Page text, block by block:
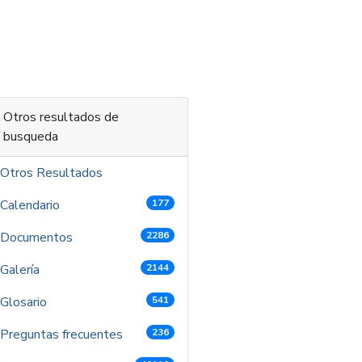
Otros resultados de
busqueda
Otros Resultados
Calendario
177
Documentos 2286
Galería 2144
Glosario 541
Preguntas frecuentes 236